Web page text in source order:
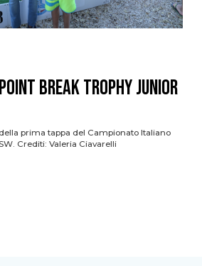
Break Trophy Junior
prima tappa del Campionato Italiano
Crediti: Valeria Ciavarelli